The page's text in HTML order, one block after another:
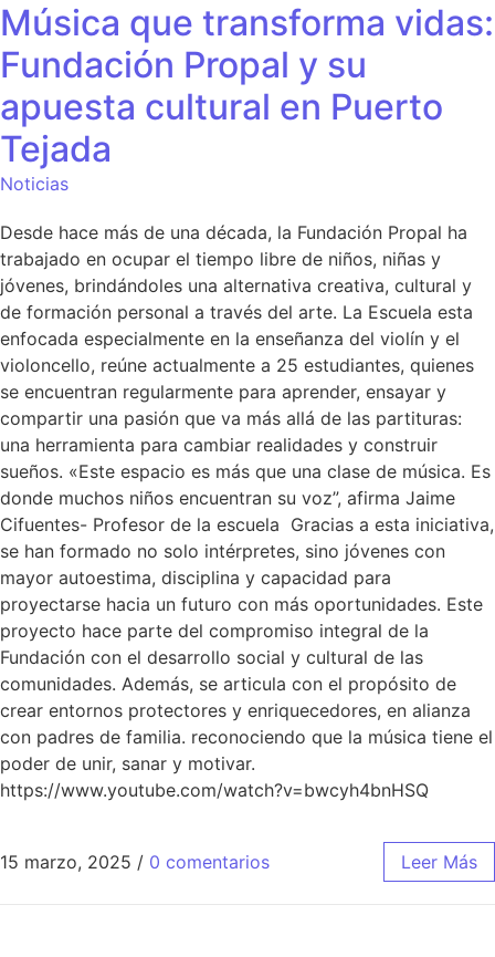
Música que transforma vidas:
Fundación Propal y su
apuesta cultural en Puerto
Tejada
Noticias
Desde hace más de una década, la Fundación Propal ha
trabajado en ocupar el tiempo libre de niños, niñas y
jóvenes, brindándoles una alternativa creativa, cultural y
de formación personal a través del arte. La Escuela esta
enfocada especialmente en la enseñanza del violín y el
violoncello, reúne actualmente a 25 estudiantes, quienes
se encuentran regularmente para aprender, ensayar y
compartir una pasión que va más allá de las partituras:
una herramienta para cambiar realidades y construir
sueños. «Este espacio es más que una clase de música. Es
donde muchos niños encuentran su voz”, afirma Jaime
Cifuentes- Profesor de la escuela Gracias a esta iniciativa,
se han formado no solo intérpretes, sino jóvenes con
mayor autoestima, disciplina y capacidad para
proyectarse hacia un futuro con más oportunidades. Este
proyecto hace parte del compromiso integral de la
Fundación con el desarrollo social y cultural de las
comunidades. Además, se articula con el propósito de
crear entornos protectores y enriquecedores, en alianza
con padres de familia. reconociendo que la música tiene el
poder de unir, sanar y motivar.
https://www.youtube.com/watch?v=bwcyh4bnHSQ
15 marzo, 2025 / 0 comentarios Leer Más